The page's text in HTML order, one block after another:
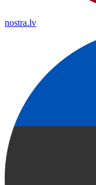
nostra.lv